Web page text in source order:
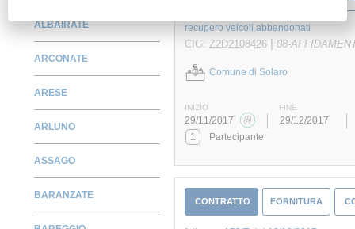
ALBAIRATE
ARCONATE
ARESE
ARLUNO
ASSAGO
BARANZATE
recupero veicoli abbandonati
CIG: Z2D2108426 | 08-
Comune di Solaro
INIZIO FINE
29/11/2017
29/12/2017
1
Partecipante
CONTRATTO FORNITURA